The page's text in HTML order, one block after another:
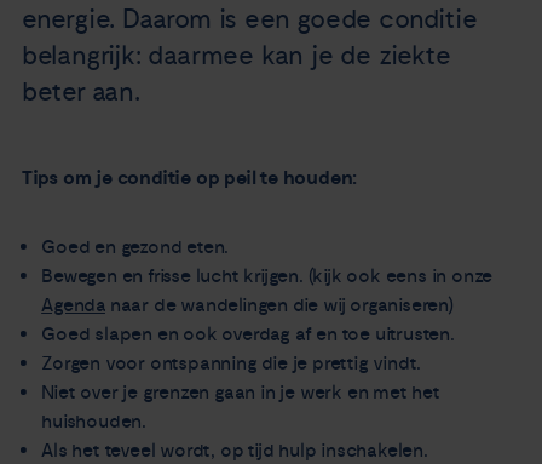
energie. Daarom is een goede conditie
belangrijk: daarmee kan je de ziekte
beter aan.
Tips om je conditie op peil te houden:
Goed en gezond eten.
Bewegen en frisse lucht krijgen. (kijk ook eens in onze
Agendanaar de wandelingen die wij organiseren)
Goed slapen en ook overdag af en toe uitrusten.
Zorgen voor ontspanning die je prettig vindt.
Niet over je grenzen gaan in je werk en met het
huishouden.
Als het teveel wordt, op tijd hulp inschakelen.